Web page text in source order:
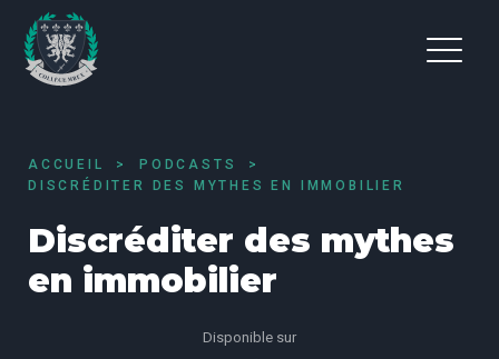
ACCUEIL
PODCASTS
DISCRÉDITER DES MYTHES EN IMMOBILIER
Discréditer des mythes
en immobilier
Disponible sur